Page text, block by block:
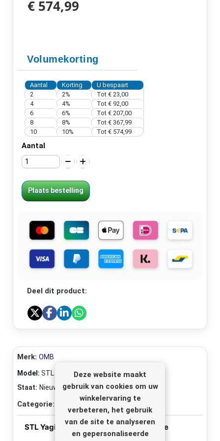
Deze website maakt
gebruik van cookies om uw
winkelervaring te
verbeteren, het gebruik
van de site te analyseren
en gepersonaliseerde
€ 574,99
Volumekorting
Aantal Korting
U bespaart
2
2% Tot € 23,00
4
4% Tot € 92,00
6
6% Tot € 207,00
8
8% Tot € 367,99
10
10% Tot € 574,99
Aantal
Plaats bestelling
Deel dit product:
Merk: OMB
Model: STL Yagi
Staat: Nieuw
Categorie: FM Studio Link Straalverbinding
STL Yagi antenna set + 5m coaxial cable